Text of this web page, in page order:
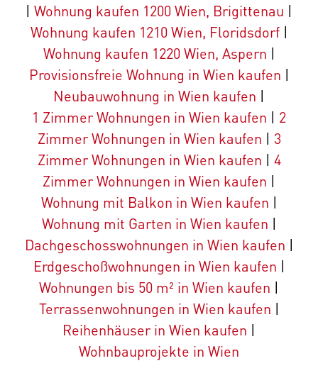
| Wohnung kaufen 1200 Wien, Brigittenau |
Wohnung kaufen 1210 Wien, Floridsdorf|
Wohnung kaufen 1220 Wien, Aspern |
Provisionsfreie Wohnung in Wien kaufen |
Neubauwohnung in Wien kaufen |
1 Zimmer Wohnungen in Wien kaufen | 2
Zimmer Wohnungen in Wien kaufen | 3
Zimmer Wohnungen in Wien kaufen | 4
Zimmer Wohnungen in Wien kaufen |
Wohnung mit Balkon in Wien kaufen |
Wohnung mit Garten in Wien kaufen |
Dachgeschosswohnungen in Wien kaufen |
Erdgeschoßwohnungen in Wien kaufen |
Wohnungen bis 50 m² in Wien kaufen |
Terrassenwohnungen in Wien kaufen |
Reihenhäuser in Wien kaufen |
Wohnbauprojekte in Wien